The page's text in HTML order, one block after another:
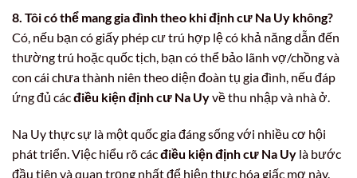
8. Tôi có thể mang gia đình theo khi định cư Na Uy không?
Có, nếu bạn có giấy phép cư trú hợp lệ có khả năng dẫn đến
thường trú hoặc quốc tịch, bạn có thể bảo lãnh vợ/chồng và
con cái chưa thành niên theo diện đoàn tụ gia đình, nếu đáp
ứng đủ cácđiều kiện định cư Na Uyvề thu nhập và nhà ở.
Na Uy thực sự là một quốc gia đáng sống với nhiều cơ hội
phát triển. Việc hiểu rõ cácđiều kiện định cư Na Uy là bước
đầu tiên và quan trọng nhất để hiện thực hóa giấc mơ này.